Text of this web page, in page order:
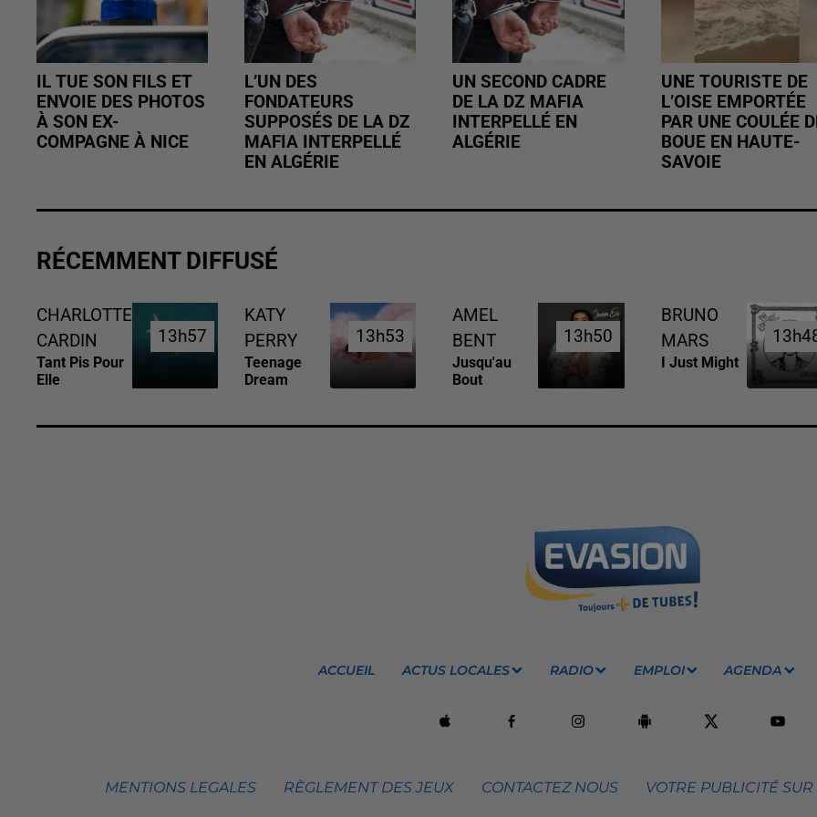
IL TUE SON FILS ET
ENVOIE DES PHOTOS
À SON EX-
COMPAGNE À NICE
L’UN DES
FONDATEURS
SUPPOSÉS DE LA DZ
MAFIA INTERPELLÉ
EN ALGÉRIE
UN SECOND CADRE
DE LA DZ MAFIA
INTERPELLÉ EN
ALGÉRIE
UNE TOURISTE DE
L’OISE EMPORTÉE
PAR UNE COULÉE
BOUE EN HAUTE-
SAVOIE
RÉCEMMENT DIFFUSÉ
CHARLOTTE
CARDIN
Tant Pis Pour
Elle
13h57
13h57
KATY
PERRY
Teenage
Dream
13h53
13h53
AMEL
BENT
Jusqu'au
Bout
13h50
13h50
BRUNO
MARS
I Just Might
ACCUEIL ACTUS LOCALES RADIO EMPLOI AGENDA
MENTIONS LEGALES RÈGLEMENT DES JEUX CONTACTEZ NOUS VOTRE PUBLICITÉ